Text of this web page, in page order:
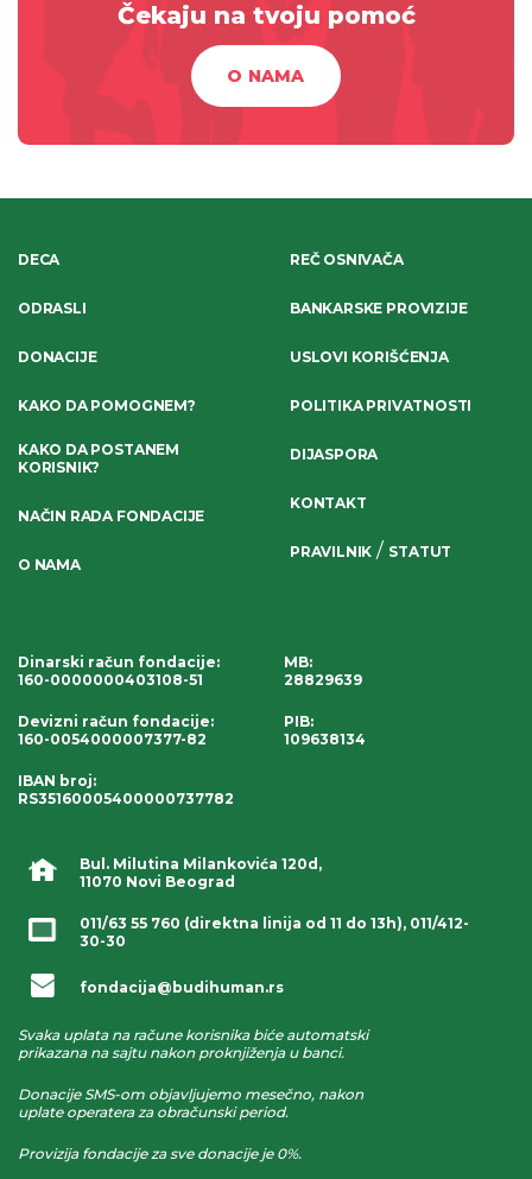
Čekaju na tvoju pomoć
O NAMA
Bul. Milutina Milankovića 120d,
11070 Novi Beograd
011/63 55 760 (direktna linija od 11 do 13h), 011/412-
30-30
fondacija@budihuman.rs
Svaka uplata na račune korisnika biće automatski
prikazana na sajtu nakon proknjiženja u banci.
Donacije SMS-om objavljujemo mesečno, nakon
uplate operatera za obračunski period.
Provizija fondacije za sve donacije je 0%.
DECA
ODRASLI
DONACIJE
KAKO DA POMOGNEM?
KAKO DA POSTANEM
KORISNIK?
NAČIN RADA FONDACIJE
O NAMA
REČ OSNIVAČA
BANKARSKE PROVIZIJE
USLOVI KORIŠĆENJA
POLITIKA PRIVATNOSTI
DIJASPORA
KONTAKT
PRAVILNIK / STATUT
Dinarski račun fondacije:
160-0000000403108-51
Devizni račun fondacije:
160-0054000007377-82
IBAN broj:
RS35160005400000737782
MB:
28829639
PIB:
109638134